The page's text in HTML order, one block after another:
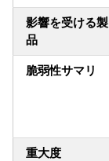
影響を受ける製
品
脆弱性サマリ
重大度